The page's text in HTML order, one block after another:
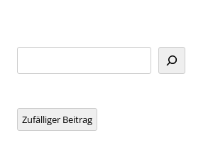
Zufälliger Beitrag